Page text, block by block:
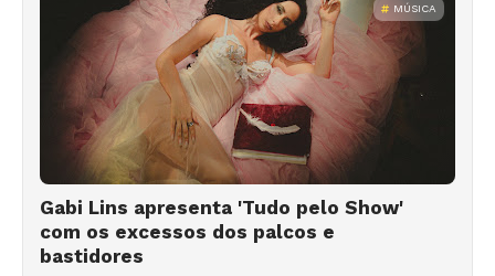
MÚSICA
Gabi Lins apresenta 'Tudo pelo Show'
com os excessos dos palcos e
bastidores